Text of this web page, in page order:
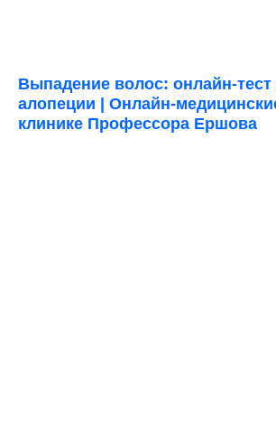
Выпадение волос: онлайн-тест
алопеции | Онлайн-
клинике Профессора Ершова